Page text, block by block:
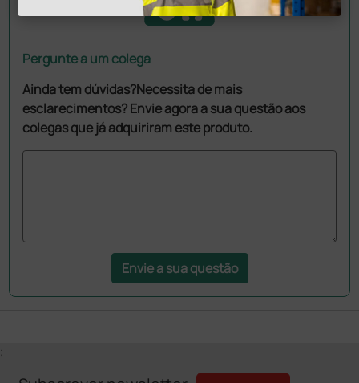
Pergunte a um colega
Ainda tem dúvidas?Necessita de mais
esclarecimentos? Envie agora a sua questão aos
colegas que já adquiriram este produto.
Envie a sua questão
;